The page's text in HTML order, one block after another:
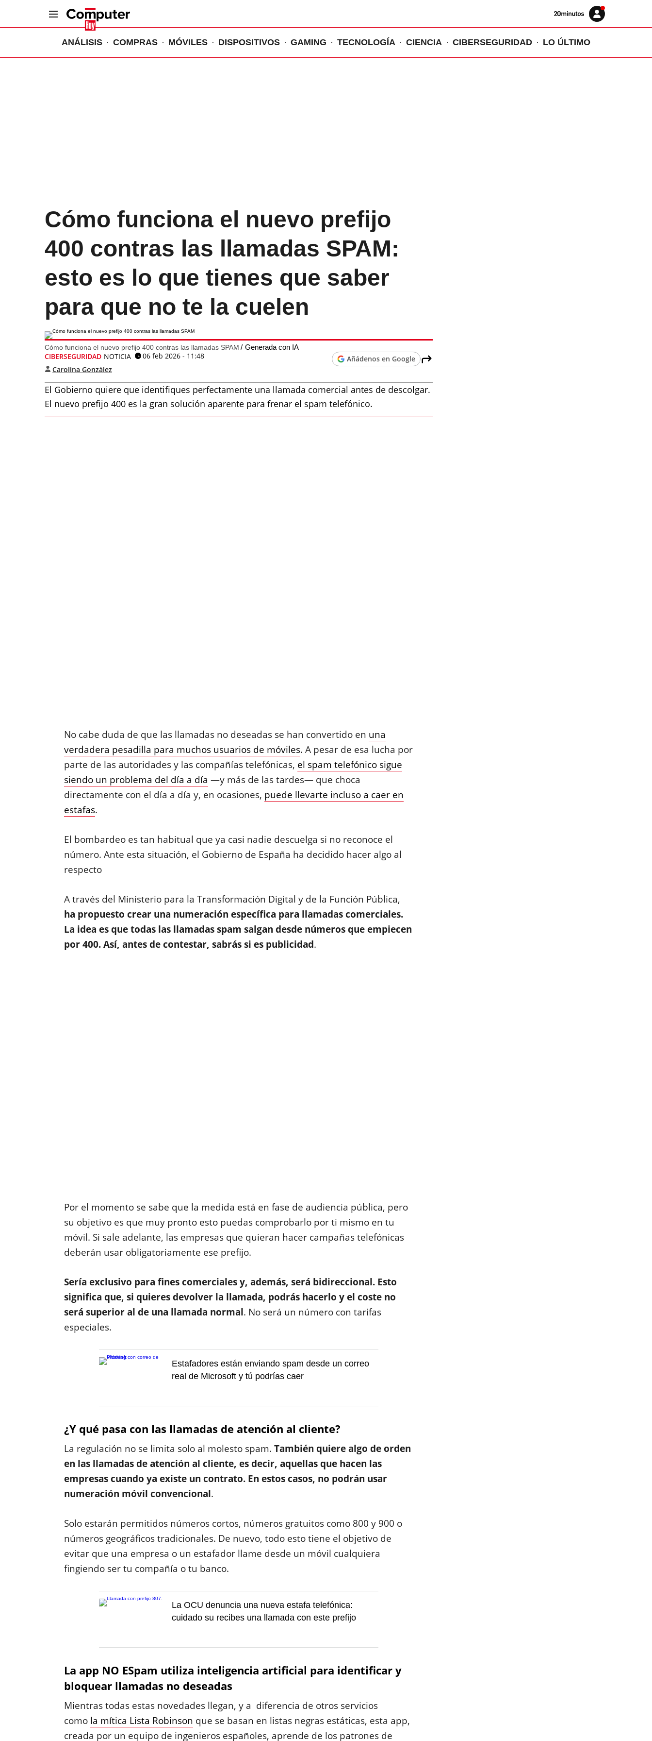
Volver
Iniciar
sesión
ANÁLISIS COMPRAS MÓVILES DISPOSITIVOS GAMING TECNOLOGÍA CIENCIA CIBERSEGURIDAD LO ÚLTIMO
Cómo funciona el nuevo prefijo
400 contras las llamadas SPAM:
esto es lo que tienes que saber
para que no te la cuelen
Cómo funciona el nuevo prefijo 400 contras las llamadas SPAM Generada con IA
CIBERSEGURIDAD NOTICIA
06 feb 2026 - 11:48
Carolina González
Añádenos en Google
El Gobierno quiere que identifiques perfectamente una llamada comercial antes de descolgar.
El nuevo prefijo 400 es la gran solución aparente para frenar el spam telefónico.
No cabe duda de que las llamadas no deseadas se han convertido en una
verdadera pesadilla para muchos usuarios de móviles. A pesar de esa lucha por
parte de las autoridades y las compañías telefónicas, el spam telefónico sigue
siendo un problema del día a día —y más de las tardes— que choca
directamente con el día a día y, en ocasiones, puede llevarte incluso a caer en
estafas.
El bombardeo es tan habitual que ya casi nadie descuelga si no reconoce el
número. Ante esta situación, el Gobierno de España ha decidido hacer algo al
respecto
A través del Ministerio para la Transformación Digital y de la Función Pública,
ha propuesto crear una numeración específica para llamadas comerciales.
La idea es que todas las llamadas spam salgan desde números que empiecen
por 400. Así, antes de contestar, sabrás si es publicidad.
Por el momento se sabe que la medida está en fase de audiencia pública, pero
su objetivo es que muy pronto esto puedas comprobarlo por ti mismo en tu
móvil. Si sale adelante, las empresas que quieran hacer campañas telefónicas
deberán usar obligatoriamente ese prefijo.
Sería exclusivo para fines comerciales y, además, será bidireccional. Esto
significa que, si quieres devolver la llamada, podrás hacerlo y el coste no
será superior al de una llamada normal. No será un número con tarifas
especiales.
Estafadores están enviando spam desde un correo
real de Microsoft y tú podrías caer
¿Y qué pasa con las llamadas de atención al cliente?
La regulación no se limita solo al molesto spam. También quiere algo de orden
en las llamadas de atención al cliente, es decir, aquellas que hacen las
empresas cuando ya existe un contrato. En estos casos, no podrán usar
numeración móvil convencional.
Solo estarán permitidos números cortos, números gratuitos como 800 y 900 o
números geográficos tradicionales. De nuevo, todo esto tiene el objetivo de
evitar que una empresa o un estafador llame desde un móvil cualquiera
fingiendo ser tu compañía o tu banco.
La OCU denuncia una nueva estafa telefónica:
cuidado su recibes una llamada con este prefijo
La app NO ESpam utiliza inteligencia artificial para identificar y
bloquear llamadas no deseadas
Mientras todas estas novedades llegan, y a diferencia de otros servicios
como la mítica Lista Robinson que se basan en listas negras estáticas, esta app,
creada por un equipo de ingenieros españoles, aprende de los patrones de